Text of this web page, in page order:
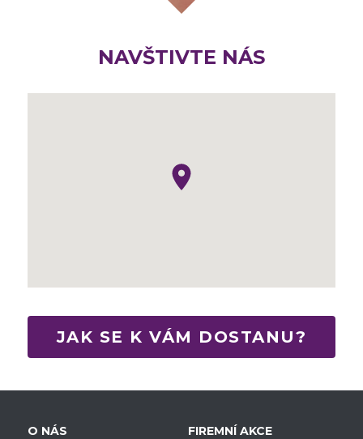
NAVŠTIVTE NÁS
JAK SE K VÁM DOSTANU?
O NÁS FIREMNÍ AKCE